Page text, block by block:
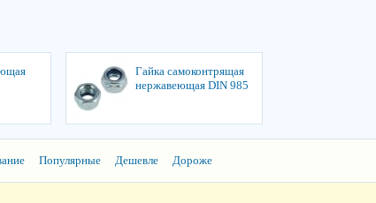
Гайка самоконтрящая
нержавеющая DIN 985
Популярные Дешевле Дороже